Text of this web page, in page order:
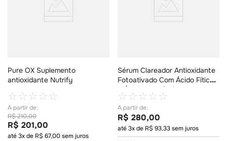
Pure OX Suplemento
antioxidante Nutrify
☆☆☆☆☆
R$210,00
R$ 201,00
até3x de R$67,00sem juros
Sérum Clareador Antioxidante
Fotoativado Com Ácido Fítico
e Ácido Transferúlico
Fotobiotic Sun Activated -
30ml
☆☆☆☆☆
R$ 280,00
até3x de R$93,33sem juros